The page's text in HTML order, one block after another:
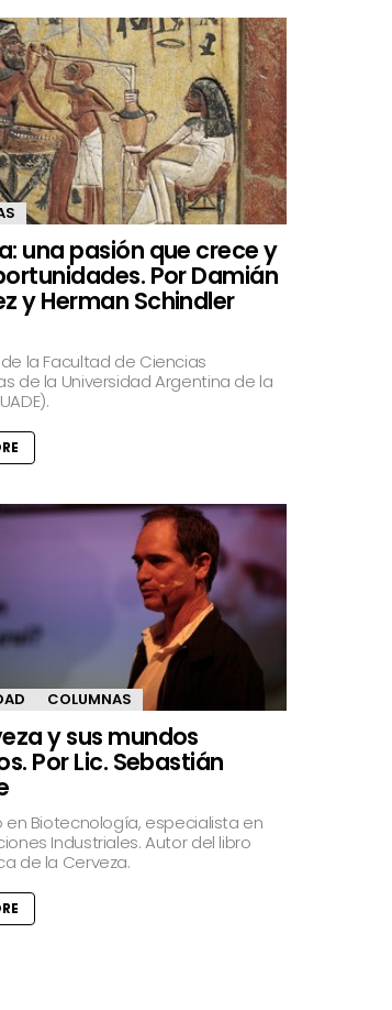
una pasión que crece y
Por Damián
y Herman Schindler
la Facultad de Ciencias
de la Universidad Argentina de la
COLUMNAS
y sus mundos
Por Lic. Sebastián
en Biotecnología, especialista en
Industriales. Autor del libro
de la Cerveza.